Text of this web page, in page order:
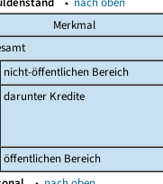
Merkmal
nicht-öffentlichen Bereich
darunter Kredite
öffentlichen Bereich